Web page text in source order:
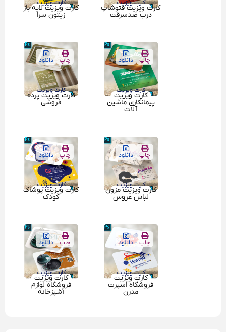
کارت ویزیت
کارت ویزیت فتوشاپ
درب ضدسرقت
کارت ویزیت
کارت ویزیت لایه باز
زیتون سرا
چاپ دانلود
کارت ویزیت
کارت ویزیت
پیمانکاری ماشین
آلات
چاپ دانلود
کارت ویزیت
کارت ویزیت پرده
فروشی
چاپ دانلود
کارت ویزیت
کارت ویزیت مزون
لباس عروس
چاپ دانلود
کارت ویزیت
کارت ویزیت پوشاک
کودک
چاپ دانلود
کارت ویزیت
کارت ویزیت
فروشگاه اسپرت
مدرن
چاپ دانلود
کارت ویزیت
کارت ویزیت
فروشگاه لوازم
آشپزخانه